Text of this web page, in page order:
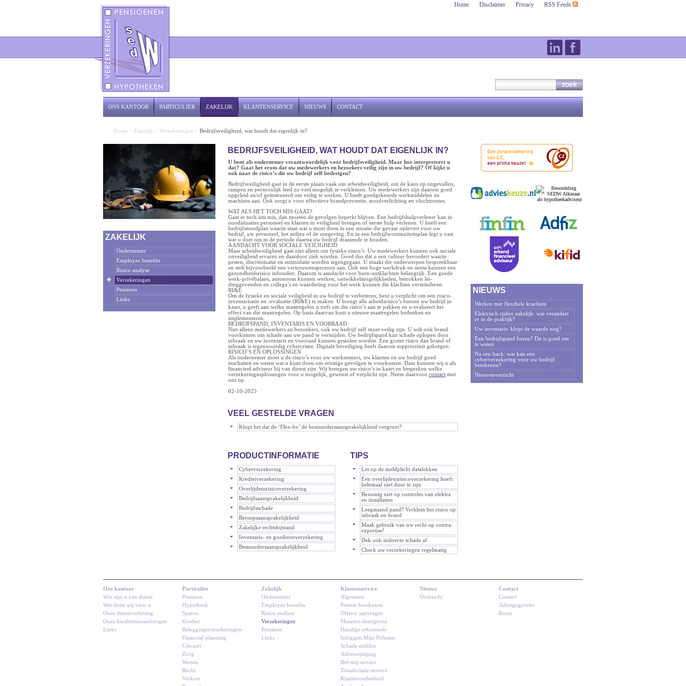
Home Disclaimer Privacy RSS Feeds
ONS KANTOOR PARTICULIER ZAKELIJK KLANTENSERVICE NIEUWS CONTACT
Home > Zakelijk > Verzekeringen > Bedrijfsveiligheid, wat houdt dat eigenlijk in?
ZAKELIJK
Ondernemer
Employee benefits
Risico analyse
Verzekeringen
Pensioen
Links
BEDRIJFSVEILIGHEID, WAT HOUDT DAT EIGENLIJK IN?
U bent als ondernemer verantwoordelijk voor bedrijfsveiligheid. Maar hoe interpreteert u
dat? Gaat het erom dat uw medewerkers en bezoekers veilig zijn in uw bedrijf? Of kijkt u
ook naar de risico’s die uw bedrijf zelf bedreigen?
Bedrijfsveiligheid gaat in de eerste plaats vaak om arbeidsveiligheid, om de kans op ongevallen,
rampen en persoonlijk leed zo veel mogelijk te verkleinen. Uw medewerkers zijn daarom goed
opgeleid en/of geïnstrueerd om veilig te werken. U biedt goedgekeurde werkmiddelen en
machines aan. Ook zorgt u voor effectieve brandpreventie, noodverlichting en vluchtroutes.
WAT ALS HET TOCH MIS GAAT?
Gaat er toch iets mis, dan moeten de gevolgen beperkt blijven. Een bedrijfshulpverlener kan in
noodsituaties personeel en klanten in veiligheid brengen of eerste hulp verlenen. U heeft een
bedrijfsnoodplan waarin staat wat u moet doen in een situatie die gevaar oplevert voor uw
bedrijf, uw personeel, het milieu of de omgeving. En in een bedrijfscontinuïteitsplan legt u vast
wat u doet om in de periode daarna uw bedrijf draaiende te houden.
AANDACHT VOOR SOCIALE VEILIGHEID
Maar arbeidsveiligheid gaat niet alleen om fysieke risico’s. Uw medewerkers kunnen ook sociale
onveiligheid ervaren en daardoor ziek worden. Goed dus dat u een cultuur bevordert waarin
pesten, discriminatie en intimidatie worden tegengegaan. U maakt die onderwerpen bespreekbaar
en stelt bijvoorbeeld een vertrouwenspersoon aan. Ook een hoge werkdruk en stress kunnen een
gezondheidsrisico inhouden. Daarom is aandacht voor burn-outklachten belangrijk. Een goede
werk-privébalans, autonoom kunnen werken, ontwikkelmogelijkheden, betrokken lei-
dinggevenden en collega’s en waardering voor het werk kunnen die klachten verminderen.
RI&E
Om de fysieke en sociale veiligheid in uw bedrijf te verbeteren, bent u verplicht om een risico-
inventarisatie en -evaluatie (RI&E) te maken. U brengt alle arbeidsrisico’s binnen uw bedrijf in
kaart, u geeft aan welke maatregelen u treft om die risico’s aan te pakken en u evalueert het
effect van die maatregelen. Op basis daarvan kunt u nieuwe maatregelen bedenken en
implementeren.
BEDRIJFSPAND, INVENTARIS EN VOORRAAD
Niet alleen medewerkers en bezoekers, ook uw bedrijf zelf moet veilig zijn. U wilt ook brand
voorkomen om schade aan uw pand te vermijden. Uw bedrijfspand kan schade oplopen door
inbraak en uw inventaris en voorraad kunnen gestolen worden. Een groter risico dan brand of
inbraak is tegenwoordig cybercrime. Digitale beveiliging heeft daarom topprioriteit gekregen.
RISICO’S EN OPLOSSINGEN
Als ondernemer moet u de risico’s voor uw werknemers, uw klanten en uw bedrijf goed
inschatten en weten wat u kunt doen om ernstige gevolgen te voorkomen. Daar kunnen wij u als
financieel adviseur bij van dienst zijn. Wij brengen uw risico’s in kaart en bespreken welke
verzekeringsoplossingen voor u mogelijk, gewenst of verplicht zijn. Neem daarvoor contact met
ons op.
02-10-2025
VEEL GESTELDE VRAGEN
Klopt het dat de ‘Flex-bv’ de bestuurdersaansprakelijkheid vergroot?
PRODUCTINFORMATIE
Cyberverzekering
Kredietverzekering
Overlijdensrisicoverzekering
Bedrijfsaansprakelijkheid
Bedrijfsschade
Beroepsaansprakelijkheid
Zakelijke rechtsbijstand
Inventaris- en goederenverzekering
Bestuurdersaansprakelijkheid
TIPS
Let op de meldplicht datalekken
Een overlijdensrisicoverzekering hoeft
helemaal niet duur te zijn
Bezuinig niet op controles van elektra
en installaties
Leegstaand pand? Verklein het risico op
inbraak en brand
Maak gebruik van uw recht op contra-
expertise!
Dek ook indirecte schade af
Check uw verzekeringen regelmatig
NIEUWS
Werken met flexibele krachten
Elektrisch rijden zakelijk: wat verandert
er in de praktijk?
Uw inventaris: klopt de waarde nog?
Een bedrijfspand huren? Dit is goed om
te weten
Na een hack: wat kan een
cyberverzekering voor uw bedrijf
betekenen?
Nieuwsoverzicht
Ons kantoor
Wie zijn u van dienst
Wat doen wij voor u
Onze dienstverlening
Onze kwaliteitswaarborgen
Links
Particulier
Pensioen
Hypotheek
Sparen
Krediet
Beleggingsverzekeringen
Financial planning
Uitvaart
Zorg
Wonen
Recht
Verkeer
Zakelijk
Ondernemer
Employee benefits
Risico analyse
Verzekeringen
Pensioen
Links
Klantenservice
Algemeen
Premie berekenen
Offerte aanvragen
Mutaties doorgeven
Handige rekentools
Inloggen Mijn Polissen
Schade melden
Adreswijziging
Bel-mij-service
Totaalrelatie-service
Klanttevredenheid
Nieuws
Overzicht
Contact
Contact
Adresgegevens
Route